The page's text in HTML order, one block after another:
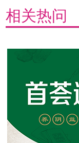
相关热问